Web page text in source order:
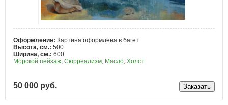
Оформление: Картина оформлена в багет
Высота, см.: 500
Ширина, см.: 600
Морской пейзаж, Сюрреализм, Масло, Холст
50 000 руб.